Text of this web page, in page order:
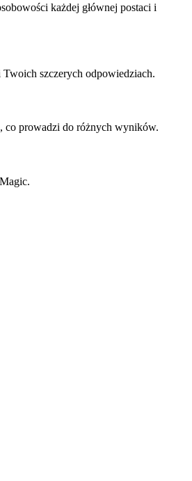
każdej głównej postaci i
szczerych odpowiedziach.
co prowadzi do różnych wyników.